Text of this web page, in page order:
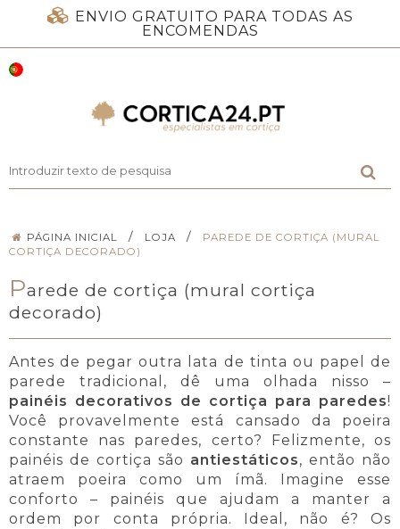
ENVIO GRATUITO PARA TODAS AS
ENCOMENDAS
PÁGINA INICIAL / LOJA /
PAREDE DE CORTIÇA (MURAL
CORTIÇA DECORADO)
Parede de cortiça (mural cortiça
decorado)
Antes de pegar outra lata de tinta ou papel de
parede tradicional, dê uma olhada nisso –
painéis decorativos de cortiça para paredes!
Você provavelmente está cansado da poeira
constante nas paredes, certo? Felizmente, os
painéis de cortiça são antiestáticos, então não
atraem poeira como um ímã. Imagine esse
conforto – painéis que ajudam a manter a
ordem por conta própria. Ideal, não é? Os